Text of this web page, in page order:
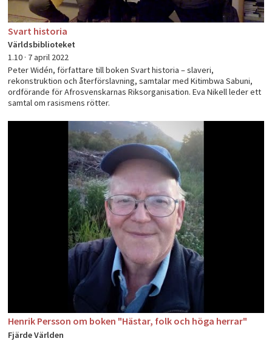
Svart historia
Världsbiblioteket
1.10 · 7 april 2022
Peter Widén, författare till boken Svart historia – slaveri,
rekonstruktion och återförslavning, samtalar med Kitimbwa Sabuni,
ordförande för Afrosvenskarnas Riksorganisation. Eva Nikell leder ett
samtal om rasismens rötter.
Henrik Persson om boken "Hästar, folk och höga herrar"
Fjärde Världen